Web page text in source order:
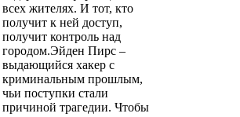
всех жителях. И тот, кто
получит к ней доступ,
получит контроль над
городом.Эйден Пирс –
выдающийся хакер с
криминальным прошлым,
чьи поступки стали
причиной трагедии. Чтобы